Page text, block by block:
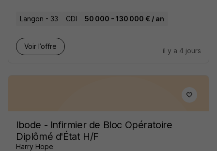
Langon - 33 CDI 50 000 - 130 000 € / an
Voir l’offre
il y a 4 jours
Ibode - Infirmier de Bloc Opératoire
Diplômé d'État H/F
Harry Hope